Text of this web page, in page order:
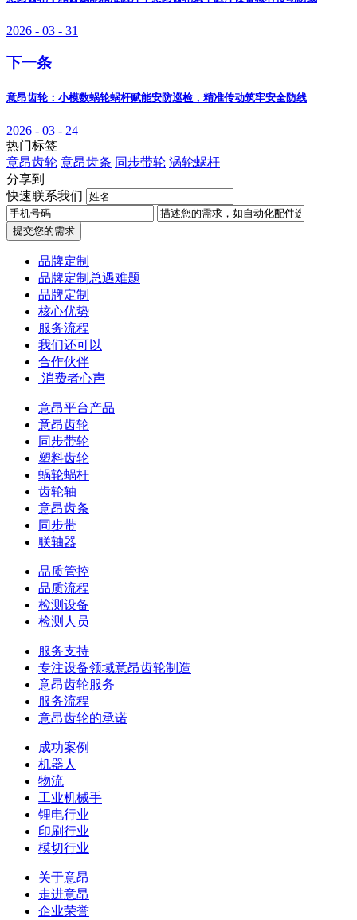
2026 - 03 - 31
下一条
意昂齿轮：小模数蜗轮蜗杆赋能安防巡检，精准传动筑牢安全防线
2026 - 03 - 24
热门标签
意昂齿轮 意昂齿条 同步带轮 涡轮蜗杆
分享到
快速联系我们
提交您的需求
品牌定制
品牌定制总遇难题
品牌定制
核心优势
服务流程
我们还可以
合作伙伴
​ 消费者心声
意昂平台产品
意昂齿轮
同步带轮
塑料齿轮
蜗轮蜗杆
齿轮轴
意昂齿条
同步带
联轴器
品质管控
品质流程
检测设备
检测人员
服务支持
专注设备领域意昂齿轮制造
意昂齿轮服务
服务流程
意昂齿轮的承诺
成功案例
机器人
物流
工业机械手
锂电行业
印刷行业
模切行业
关于意昂
走进意昂
企业荣誉